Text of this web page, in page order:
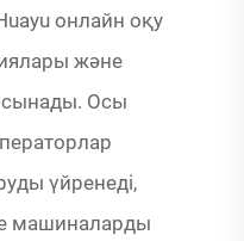
онлайн оқу
және
Осы
үйренеді,
машиналарды